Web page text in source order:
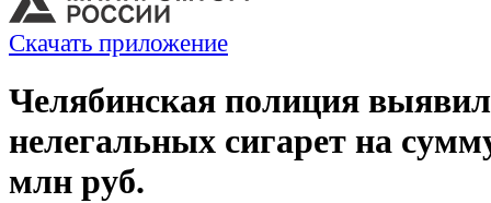
Скачать приложение
Челябинская полиция
нелегальных сигарет на
млн руб.